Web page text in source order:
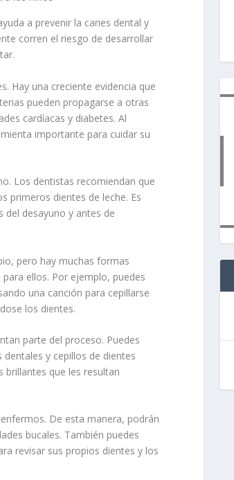
a prevenir la caries dental y
corren el riesgo de desarrollar
Hay una creciente evidencia que
pueden propagarse a otras
cardíacas y diabetes. Al
importante para cuidar su
Los dentistas recomiendan que
primeros dientes de leche. Es
del desayuno y antes de
pero hay muchas formas
ellos. Por ejemplo, puedes
una canción para cepillarse
los dientes.
parte del proceso. Puedes
y cepillos de dientes
brillantes que les resultan
De esta manera, podrán
bucales. También puedes
revisar sus propios dientes y los